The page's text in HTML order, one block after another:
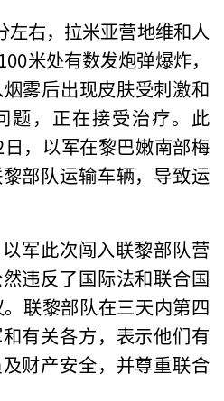
左右，拉米亚营地维和人
米处有数发炮弹爆炸，
雾后出现皮肤受刺激和
题，正在接受治疗。此
，以军在黎巴嫩南部梅
部队运输车辆，导致运
军此次闯入联黎部队营
违反了国际法和联合国
联黎部队在三天内第四
有关各方，表示他们有
财产安全，并尊重联合